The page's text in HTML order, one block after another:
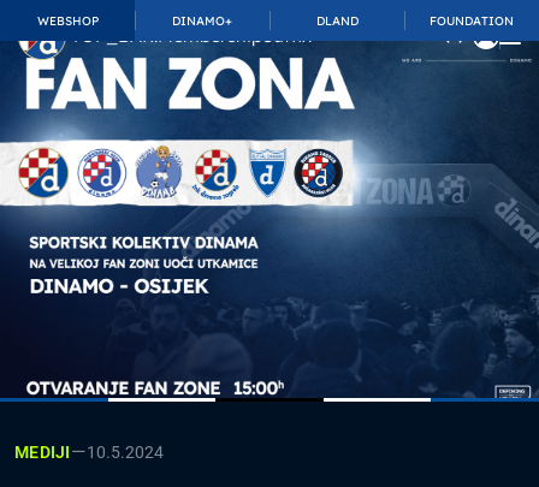
WEBSHOP DINAMO+ DLAND FOUNDATION
TOP_BAR.MembershipSuffix
MEDIJI—10.5.2024